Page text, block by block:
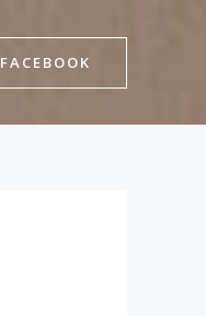
FACEBOOK